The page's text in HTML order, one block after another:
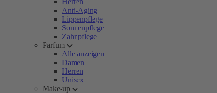
Herren
Anti-Aging
Lippenpflege
Sonnenpflege
Zahnpflege
Parfum
Alle anzeigen
Damen
Herren
Unisex
Make-up